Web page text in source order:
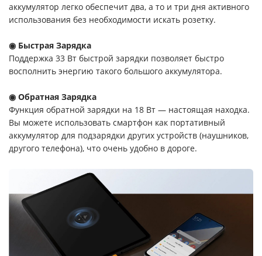
аккумулятор легко обеспечит два, а то и три дня активного
использования без необходимости искать розетку.
◉ Быстрая Зарядка
Поддержка 33 Вт быстрой зарядки позволяет быстро
восполнить энергию такого большого аккумулятора.
◉ Обратная Зарядка
Функция обратной зарядки на 18 Вт — настоящая находка.
Вы можете использовать смартфон как портативный
аккумулятор для подзарядки других устройств (наушников,
другого телефона), что очень удобно в дороге.